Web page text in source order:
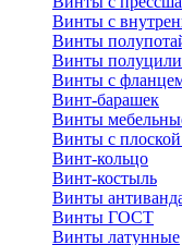
Винты с
Винты
Винты
Винты с
Винт-барашек
Винты
Винты с плоской
Винт-кольцо
Винт-костыль
Винты
Винты ГОСТ
Винты латунные